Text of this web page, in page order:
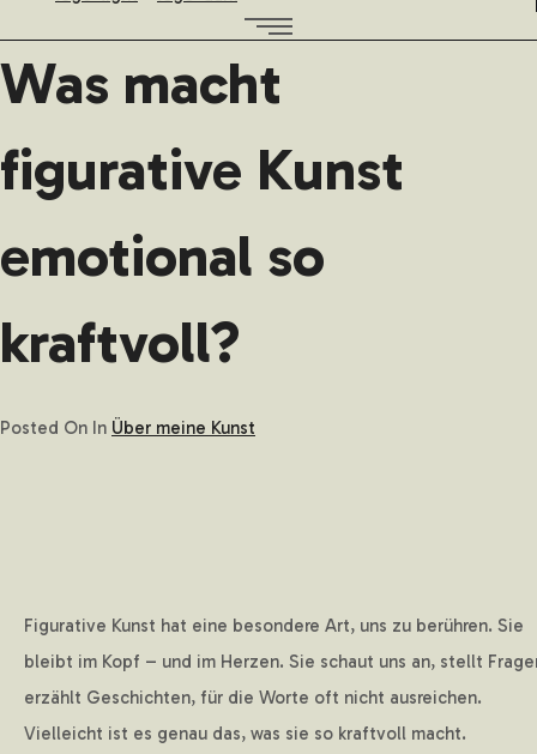
Was macht
figurative Kunst
emotional so
kraftvoll?
Posted On In Über meine Kunst
Figurative Kunst hat eine besondere Art, uns zu berühren. Sie
bleibt im Kopf – und im Herzen. Sie schaut uns an, stellt
erzählt Geschichten, für die Worte oft nicht ausreichen.
Vielleicht ist es genau das, was sie so kraftvoll macht.